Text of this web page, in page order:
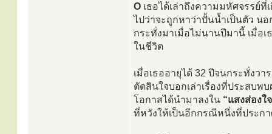
O เธอได้เล่าถึงความมหัศจรรย์
ไปว่าจะถูกหาว่าปั้นน้ำเป็นตัว น
กระทั่งมาเมื่อไม่นานปีมานี้ เมื่อ
ในชีวิต
เมื่อเธออายุได้ 32 ปีจนกระทั่งว
ตัดสินใจบอกเล่าเรื่องที่ประสบพ
โอกาสได้นำมาลงใน “แสงส่องใ
ที่หวังให้เป็นอีกกรณีหนึ่งที่ประก